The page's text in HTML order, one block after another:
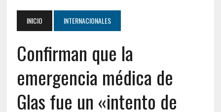
INICIO INTERNACIONALES
Confirman que la
emergencia médica de
Glas fue un «intento de